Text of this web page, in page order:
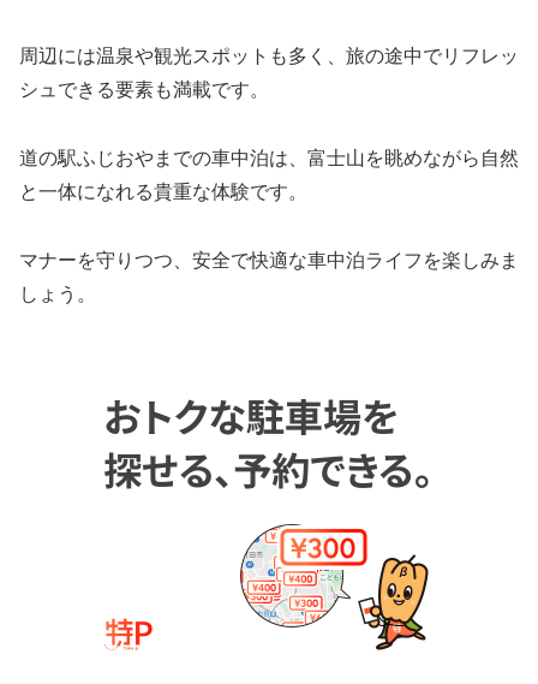
周辺には温泉や観光スポットも多く、旅の途中でリフレッ
シュできる要素も満載です。
道の駅ふじおやまでの車中泊は、富士山を眺めながら自然
と一体になれる貴重な体験です。
マナーを守りつつ、安全で快適な車中泊ライフを楽しみま
しょう。